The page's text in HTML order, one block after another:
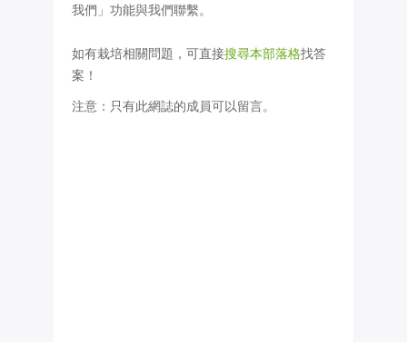
我們」功能與我們聯繫。
如有栽培相關問題，可直接搜尋本部落格找答
案！
注意：只有此網誌的成員可以留言。